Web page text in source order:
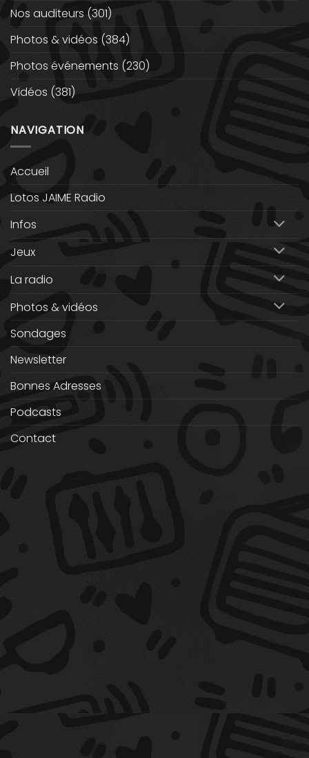
Nos auditeurs (301)
Photos & vidéos (384)
Photos événements (230)
Vidéos (381)
NAVIGATION
Accueil
Lotos JAIME Radio
Infos
Jeux
La radio
Photos & vidéos
Sondages
Newsletter
Bonnes Adresses
Podcasts
Contact